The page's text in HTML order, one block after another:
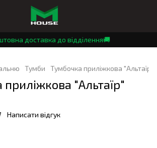
доставка до відділення🚚
Тумби Тумбочка приліжкова "Альтаїр"
"Альтаїр"
Написати відгук